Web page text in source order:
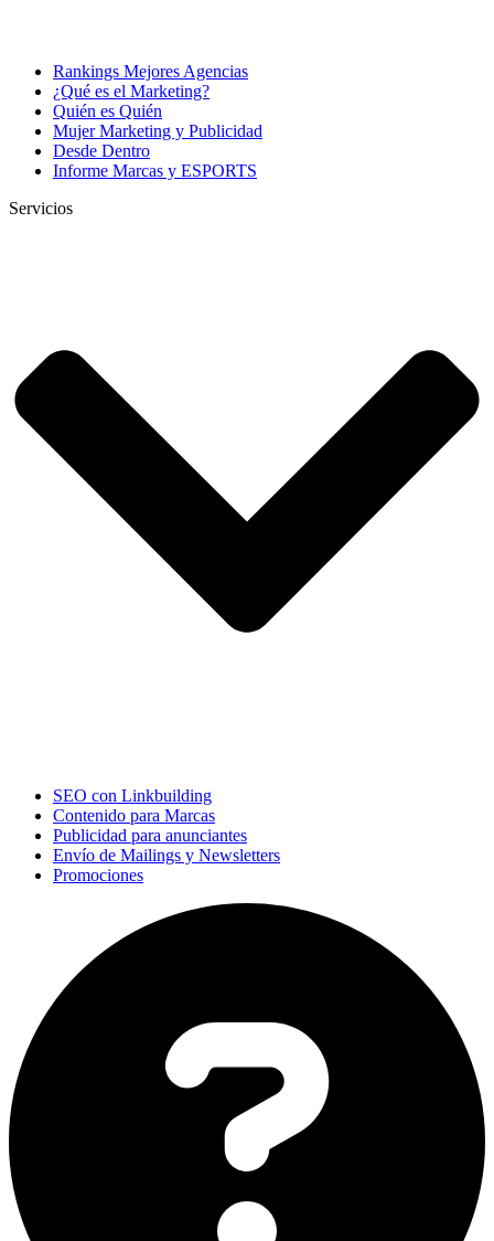
Rankings Mejores Agencias
¿Qué es el Marketing?
Quién es Quién
Mujer Marketing y Publicidad
Desde Dentro
Informe Marcas y ESPORTS
Servicios
SEO con Linkbuilding
Contenido para Marcas
Publicidad para anunciantes
Envío de Mailings y Newsletters
Promociones